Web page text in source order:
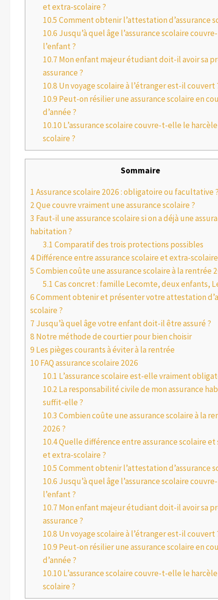
et extra-scolaire ?
10.5 Comment obtenir l’attestation d’assurance
10.6 Jusqu’à quel âge l’assurance scolaire
l’enfant ?
10.7 Mon enfant majeur étudiant doit-il avoir sa
assurance ?
10.8 Un voyage scolaire à l’étranger est-il couvert
10.9 Peut-on résilier une assurance scolaire en
d’année ?
10.10 L’assurance scolaire couvre-t-elle le
scolaire ?
Sommaire
1 Assurance scolaire 2026 : obligatoire ou facultative
2Que couvre vraiment une assurance scolaire ?
3 Faut-il une assurance scolaire si on a déjà une
habitation ?
3.1 Comparatif des trois protections possibles
4Différence entre assurance scolaire et extra-scolaire
5 Combien coûte une assurance scolaire à la rentrée
5.1 Cas concret : famille Lecomte, deux enfants,
6Comment obtenir et présenter votre attestation
scolaire ?
7 Jusqu’à quel âge votre enfant doit-il être assuré ?
8 Notre méthode de courtier pour bien choisir
9 Les pièges courants à éviter à la rentrée
10 FAQ assurance scolaire 2026
10.1 L’assurance scolaire est-elle vraiment
10.2 La responsabilité civile de mon assurance
suffit-elle ?
10.3 Combien coûte une assurance scolaire à la
2026 ?
10.4Quelle différence entre assurance scolaire et
et extra-scolaire ?
10.5 Comment obtenir l’attestation d’assurance
10.6 Jusqu’à quel âge l’assurance scolaire
l’enfant ?
10.7 Mon enfant majeur étudiant doit-il avoir sa
assurance ?
10.8 Un voyage scolaire à l’étranger est-il couvert
10.9 Peut-on résilier une assurance scolaire en
d’année ?
10.10 L’assurance scolaire couvre-t-elle le
scolaire ?